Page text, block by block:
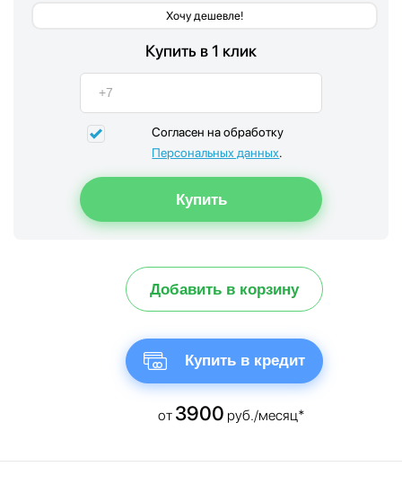
Хочу дешевле!
Купить в 1 клик
Согласен на обработку
Персональных данных.
Добавить в корзину
Купить в кредит
от 3900 руб./месяц*